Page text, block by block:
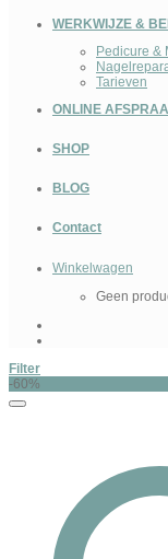
WERKWIJZE &
Pedicure &
Tarieven
ONLINE
SHOP
BLOG
Contact
Winkelwagen
Geen
Filter
-60%